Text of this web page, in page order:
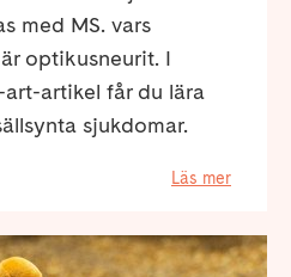
med MS. vars
optikusneurit. I
artikel får du lära
sjukdomar.
Läs mer